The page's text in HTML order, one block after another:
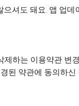
셔도 돼요. 앱 업
하는 이용약관
된 약관에 동의하신